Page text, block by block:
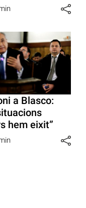
a Blasco:
hem eixit”